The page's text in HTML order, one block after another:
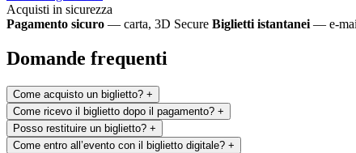
Acquisti in sicurezza
Pagamento sicuro — carta, 3D Secure Biglietti istantanei — e-
Domande frequenti
Come acquisto un biglietto? +
Come ricevo il biglietto dopo il pagamento? +
Posso restituire un biglietto? +
Come entro all’evento con il biglietto digitale? +